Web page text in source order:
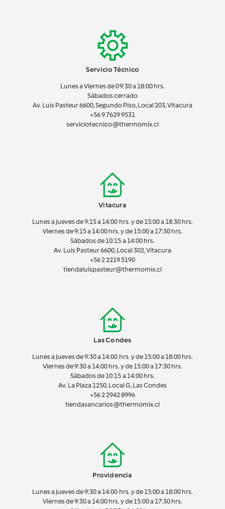
Servicio Técnico
Lunes a Viernes de 09:30 a 18:00 hrs.
Sábados cerrado
Av. Luis Pasteur 6600, Segundo Piso, Local 203, Vitacura
+56 9 7629 9531
serviciotecnico@thermomix.cl
Vitacura
Lunes a jueves de 9:15 a 14:00 hrs. y de 15:00 a 18:30 hrs.
Viernes de 9:15 a 14:00 hrs. y de 15:00 a 17:30 hrs.
Sábados de 10:15 a 14:00 hrs.
Av. Luis Pasteur 6600, Local 302, Vitacura
+56 2 2219 5190
tiendaluispasteur@thermomix.cl
Las Condes
Lunes a jueves de 9:30 a 14:00 hrs. y de 15:00 a 18:00 hrs.
Viernes de 9:30 a 14:00 hrs. y de 15:00 a 17:30 hrs.
Sábados de 10:15 a 14:00 hrs.
Av. La Plaza 1250, Local G, Las Condes
+56 2 2942 8996
tiendasancarlos@thermomix.cl
Providencia
Lunes a jueves de 9:30 a 14:00 hrs. y de 15:00 a 18:00 hrs.
Viernes de 9:30 a 14:00 hrs. y de 15:00 a 17:30 hrs.